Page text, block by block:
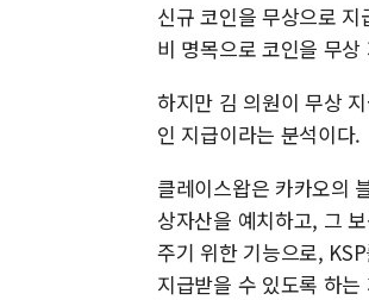
신규 코인을 무상으로
비 명목으로 코인을 무
하지만 김 의원이 무상
인 지급이라는 분석이다.
클레이스왑은 카카오의
상자산을 예치하고, 그
주기 위한 기능으로,
지급받을 수 있도록 하